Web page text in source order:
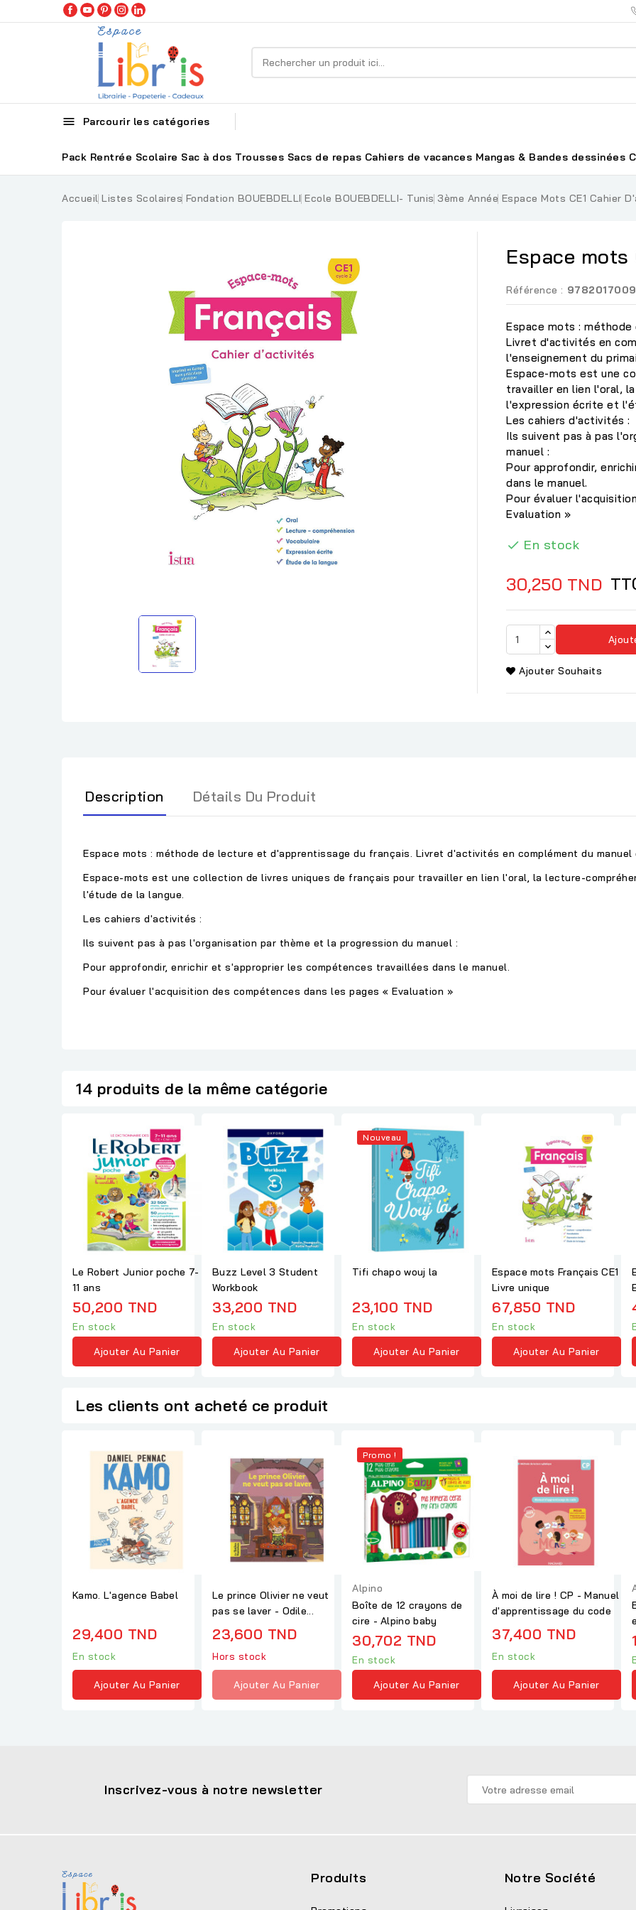
 Parcourir les catégories
Pack Rentrée Scolaire Sac à dos Trousses Sacs de repas Cahiers de vacances Mangas & Bandes dessinées
Accueil Listes Scolaires Fondation BOUEBDELLI Ecole BOUEBDELLI- Tunis 3ème Année Espace Mots CE1 Cahier
Espace
Référence :
Espace mots :
Livret d'activités en
l'enseignement du
Espace-mots est une
travailler en lien l'oral,
l'expression écrite et
Les cahiers d'activités :
Ils suivent pas à pas
manuel :
Pour approfondir,
dans le manuel.
Pour évaluer
Evaluation »
 En stock
30,250 TND
Ajouter Souhaits
Description Détails Du Produit
Espace mots : méthode de lecture et d'apprentissage du français. Livret d'activités en complément du
Espace-mots est une collection de livres uniques de français pour travailler en lien l'oral, la lecture-
l'étude de la langue.
Les cahiers d'activités :
Ils suivent pas à pas l'organisation par thème et la progression du manuel :
Pour approfondir, enrichir et s'approprier les compétences travaillées dans le manuel.
Pour évaluer l'acquisition des compétences dans les pages « Evaluation »
14 produits de la même catégorie
Le Robert Junior poche 7-
11 ans
50,200 TND
En stock
Ajouter Au Panier
Buzz Level 3 Student
Workbook
33,200 TND
En stock
Ajouter Au Panier
Nouveau
Tifi chapo wouj la
23,100 TND
En stock
Ajouter Au Panier
Espace mots Français CE1
Livre unique
67,850 TND
En stock
Ajouter Au Panier
Les clients ont acheté ce produit
Kamo. L'agence Babel
29,400 TND
En stock
Ajouter Au Panier
Le prince Olivier ne veut
pas se laver - Odile...
23,600 TND
Hors stock
Ajouter Au Panier
Promo !
Alpino
Boîte de 12 crayons de
cire - Alpino baby
30,702 TND
En stock
Ajouter Au Panier
À moi de lire ! CP - Manuel
d'apprentissage du code
37,400 TND
En stock
Ajouter Au Panier
Inscrivez-vous à notre newsletter
Produits Notre Société